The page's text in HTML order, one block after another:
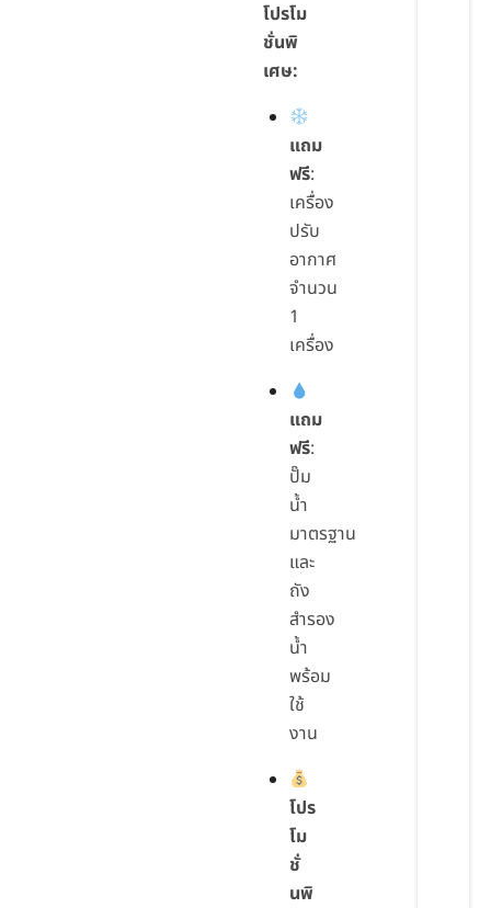
โปรโม
ชั่นพิ
เศษ:
แถม
ฟรี:
เครื่อง
ปรับ
อากาศ
จำนวน
1
เครื่อง
แถม
ฟรี:
ปั๊ม
น้ำ
มาตรฐาน
และ
ถัง
สำรอง
น้ำ
พร้อม
ใช้
งาน
โปร
โม
ชั่
นพิ